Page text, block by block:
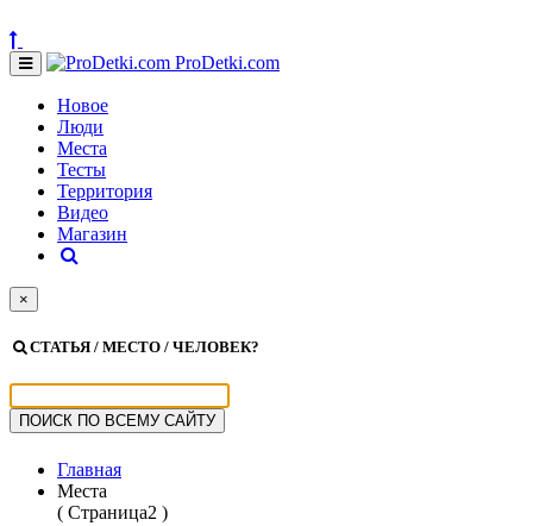
ProDetki.com
Новое
Люди
Места
Тесты
Территория
Видео
Магазин
×
СТАТЬЯ / МЕСТО / ЧЕЛОВЕК?
Главная
Места
( Страница2 )